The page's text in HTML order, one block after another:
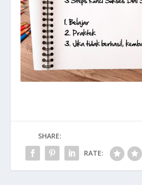
SHARE:
RATE: